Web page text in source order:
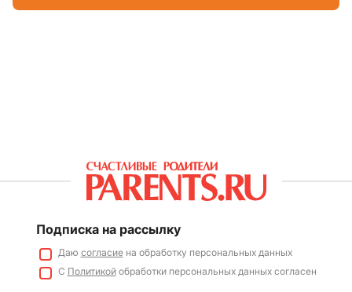
Подписка на рассылку
Даю согласиена обработку персональных данных
С Политикойобработки персональных данных согласен